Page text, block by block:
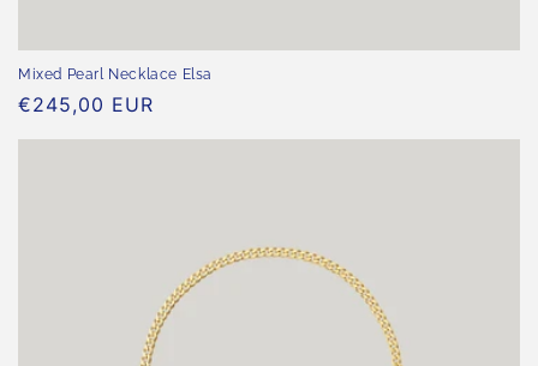
Mixed Pearl Necklace Elsa
Normaler
€245,00 EUR